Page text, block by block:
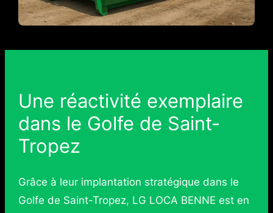
Une réactivité exemplaire
dans le Golfe de Saint-
Tropez
Grâce à leur implantation stratégique dans le
Golfe de Saint-Tropez, LG LOCA BENNE est en